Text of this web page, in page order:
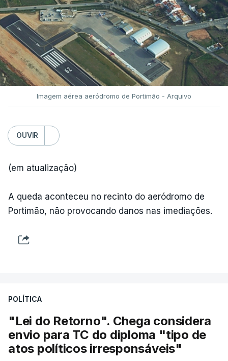
Imagem aérea aeródromo de Portimão - Arquivo
OUVIR
(em atualização)
A queda aconteceu no recinto do aeródromo de
Portimão, não provocando danos nas imediações.
POLÍTICA
"Lei do Retorno". Chega considera
envio para TC do diploma "tipo de
atos políticos irresponsáveis"